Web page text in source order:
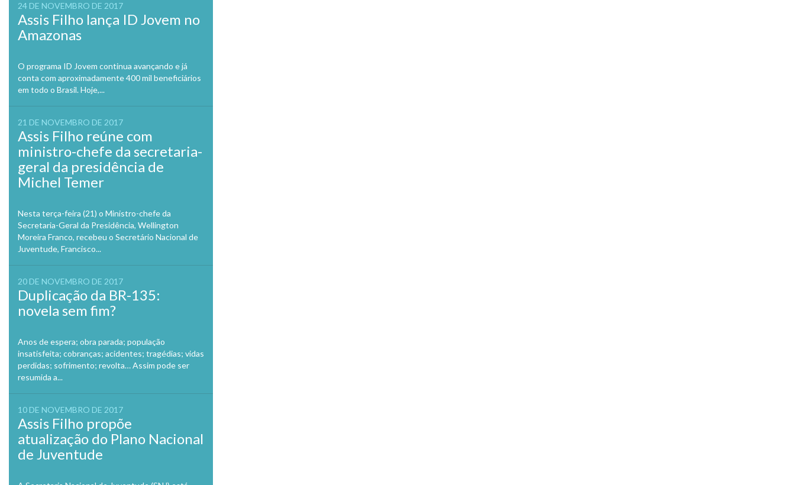
24 DE NOVEMBRO DE 2017
Assis Filho lança ID Jovem no
Amazonas
O programa ID Jovem continua avançando e já
conta com aproximadamente 400 mil beneficiários
em todo o Brasil. Hoje,...
21 DE NOVEMBRO DE 2017
Assis Filho reúne com
ministro-chefe da secretaria-
geral da presidência de
Michel Temer
Nesta terça-feira (21) o Ministro-chefe da
Secretaria-Geral da Presidência, Wellington
Moreira Franco, recebeu o Secretário Nacional de
Juventude, Francisco...
20 DE NOVEMBRO DE 2017
Duplicação da BR-135:
novela sem fim?
Anos de espera; obra parada; população
insatisfeita; cobranças; acidentes; tragédias; vidas
perdidas; sofrimento; revolta… Assim pode ser
resumida a...
10 DE NOVEMBRO DE 2017
Assis Filho propõe
atualização do Plano Nacional
de Juventude